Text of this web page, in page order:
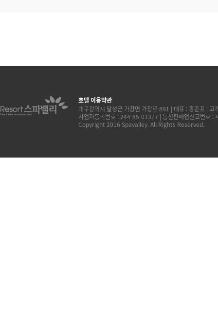
호텔 이용약관
대구광역시 달성군 가창면 가창로 891 | 대표 : 홍준표 |
사업자등록번호 : 244-85-01377 | 통신판매업신고번호 :
Copyright 2016 Spavalley. All Rights Reserved.